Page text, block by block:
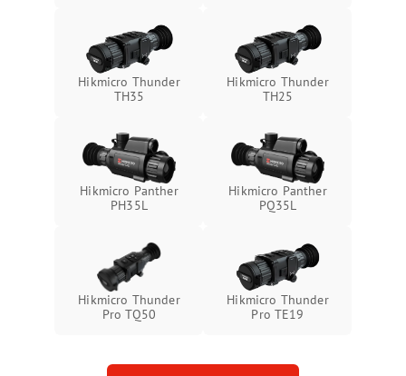
Неисправность системы
защиты от перегрева
1500 ₽ Подробнее →
Поломка системы защиты
от перенапряжения
Подробнее →
Поломка системы защиты
1500 ₽ Подробнее →
Hikmicro Thunder
TH35
Hikmicro Thunder
TH25
Hikmicro Panther
PH35L
Hikmicro Panther
PQ35L
Hikmicro Thunder
Pro TQ50
Hikmicro Thunder
Pro TE19